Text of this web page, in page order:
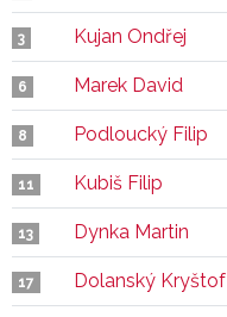
3 Kujan Ondřej
6 Marek David
8 Podloucký Filip
11 Kubiš Filip
13 Dynka Martin
17 Dolanský Kryštof